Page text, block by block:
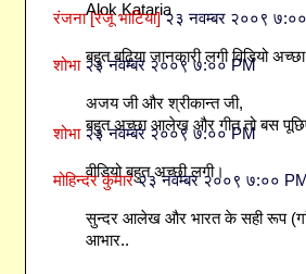
Alok Kataria
रंजना [रंजू भाटिया] २३ नवम्बर २००९
बहुत बढ़िया जानकारी लगी विडियो
शोभा २३ नवम्बर २००९ ७:०० PM
अजय जी और श्रीकान्त जी,
बहुत अच्छा आलेख और गीत तो बस
शोभा २३ नवम्बर २००९ ७:०० PM
वीडियो बहुत अच्छी लगी।
मोहिन्दर कुमार २३ नवम्बर २००९ ७:००
सुन्दर आलेख और भारत के सही रूप
आभार..